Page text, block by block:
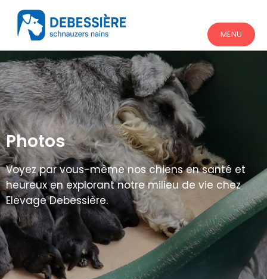
MENU
Photos
Voyez par vous-même nos chiens en santé et
heureux en explorant notre milieu de vie chez
Elevage Debessière.